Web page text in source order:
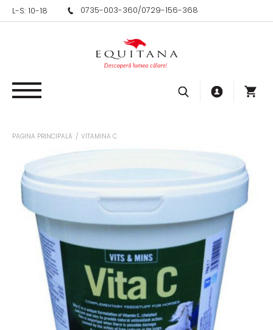
L-S: 10-18 0735-003-360/0729-156-368
PAGINA PRINCIPALĂ / VITAMINA C